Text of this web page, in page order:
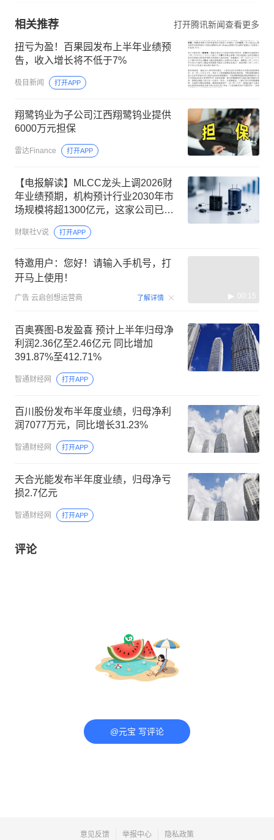
相关推荐 打开腾讯新闻查看更多
扭亏为盈！百果园发布上半年业绩预
告，收入增长将不低于7%
极目新闻 打开APP
翔鹭钨业为子公司江西翔鹭钨业提供
6000万元担保
雷达Finance 打开APP
【电报解读】MLCC龙头上调2026财
年业绩预期，机构预计行业2030年市
场规模将超1300亿元，这家公司已构
建铝电容全产业链
财联社V说 打开APP
特邀用户：您好！请输入手机号，打
开马上使用！
广告 云启创想运营商 了解详情 00:15
百奥赛图-B发盈喜 预计上半年归母净
利润2.36亿至2.46亿元 同比增加
391.87%至412.71%
智通财经网 打开APP
百川股份发布半年度业绩，归母净利
润7077万元，同比增长31.23%
智通财经网 打开APP
天合光能发布半年度业绩，归母净亏
损2.7亿元
智通财经网 打开APP
评论
@元宝 写评论
意见反馈 举报中心 隐私政策